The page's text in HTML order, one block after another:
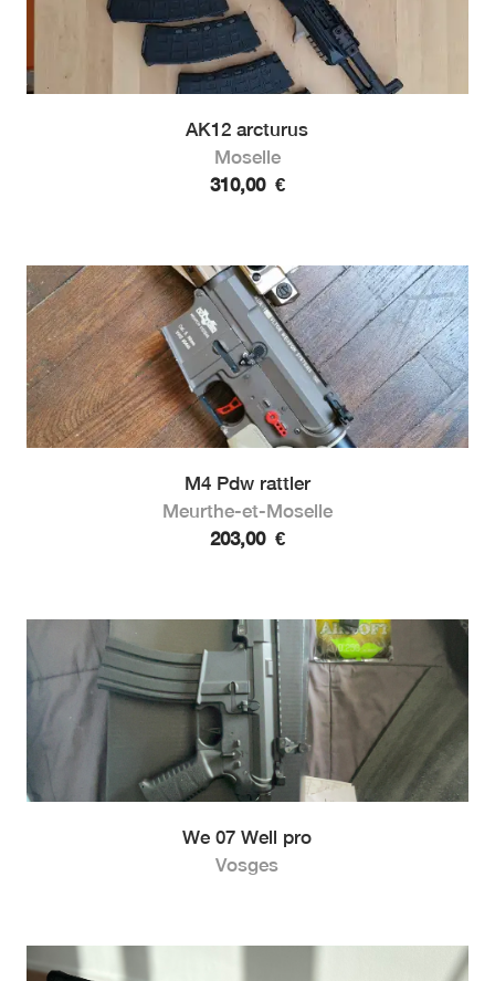
AK12 arcturus
Moselle
310,00 €
M4 Pdw rattler
Meurthe-et-Moselle
203,00 €
We 07 Well pro
Vosges